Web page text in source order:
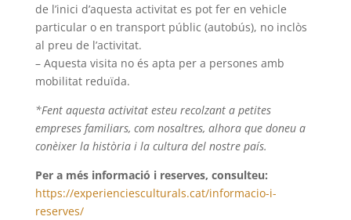
de l’inici d’aquesta activitat es pot fer en vehicle
particular o en transport públic (autobús), no inclòs
al preu de l’activitat.
– Aquesta visita no és apta per a persones amb
mobilitat reduïda.
*Fent aquesta activitat esteu recolzant a petites
empreses familiars, com nosaltres, alhora que doneu a
conèixer la història i la cultura del nostre país.
Per a més informació i reserves, consulteu:
https://experienciesculturals.cat/informacio-i-
reserves/